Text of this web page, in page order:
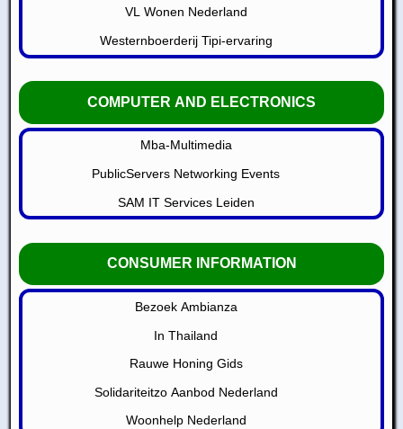
VL Wonen Nederland
Westernboerderij Tipi-ervaring
COMPUTER AND ELECTRONICS
Mba-Multimedia
PublicServers Networking Events
SAM IT Services Leiden
CONSUMER INFORMATION
Bezoek Ambianza
In Thailand
Rauwe Honing Gids
Solidariteitzo Aanbod Nederland
Woonhelp Nederland